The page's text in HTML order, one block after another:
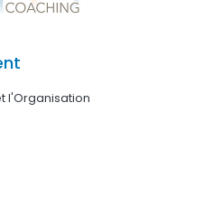
l'Organisation